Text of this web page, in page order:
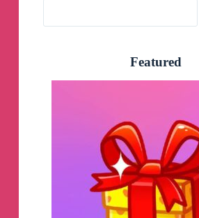
Featured